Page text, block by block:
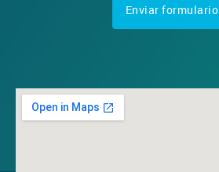
Enviar formulario